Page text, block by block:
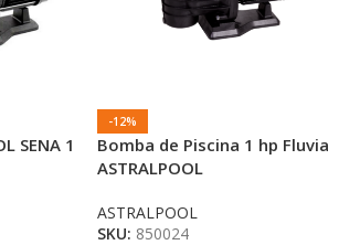
SENA 1
-12%
Bomba de Piscina 1 hp Fluvia
ASTRALPOOL
ASTRALPOOL
SKU: 850024